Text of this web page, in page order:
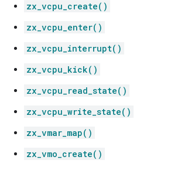
zx_vcpu_create()
zx_vcpu_enter()
zx_vcpu_interrupt()
zx_vcpu_kick()
zx_vcpu_read_state()
zx_vcpu_write_state()
zx_vmar_map()
zx_vmo_create()